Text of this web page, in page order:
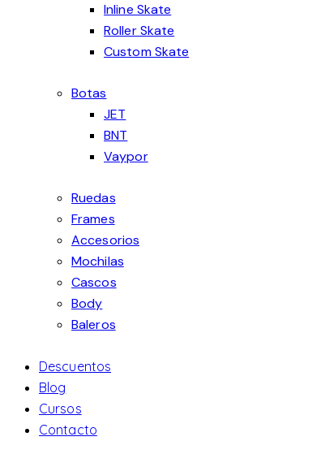
Inline Skate
Roller Skate
Custom Skate
Botas
JET
BNT
Vaypor
Ruedas
Frames
Accesorios
Mochilas
Cascos
Body
Baleros
Descuentos
Blog
Cursos
Contacto